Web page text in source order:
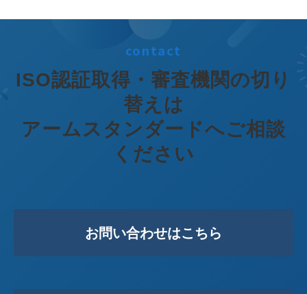
contact
ISO認証取得・審査機関の切り
替えは
アームスタンダードへご相談
ください
お問い合わせはこちら